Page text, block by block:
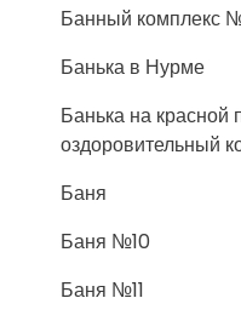
Банный комплекс
Банька в Нурме
Банька на красной
оздоровительный
Баня
Баня №10
Баня №11